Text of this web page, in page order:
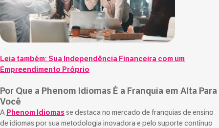
Leia também: Sua Independência Financeira com um
Empreendimento Próprio
Por Que a Phenom Idiomas É a Franquia em Alta Para
Você
A Phenom Idiomas se destaca no mercado de franquias de ensino
de idiomas por sua metodologia inovadora e pelo suporte contínuo